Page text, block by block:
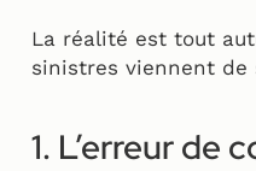
La réalité est tout
sinistres viennent de
1. L’erreur de